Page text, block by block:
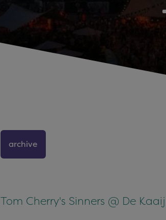
archive
Tom Cherry's Sinners @ De Kaaij